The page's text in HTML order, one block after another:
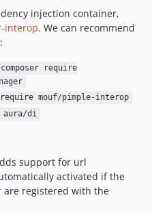
injection container,
interop. We can recommend
composer require
require mouf/pimple-interop
aura/di
support for url
activated if the
are registered with the